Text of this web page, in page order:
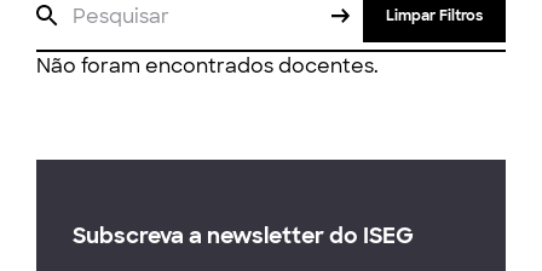
Limpar Filtros
Não foram encontrados docentes.
Subscreva a newsletter do ISEG